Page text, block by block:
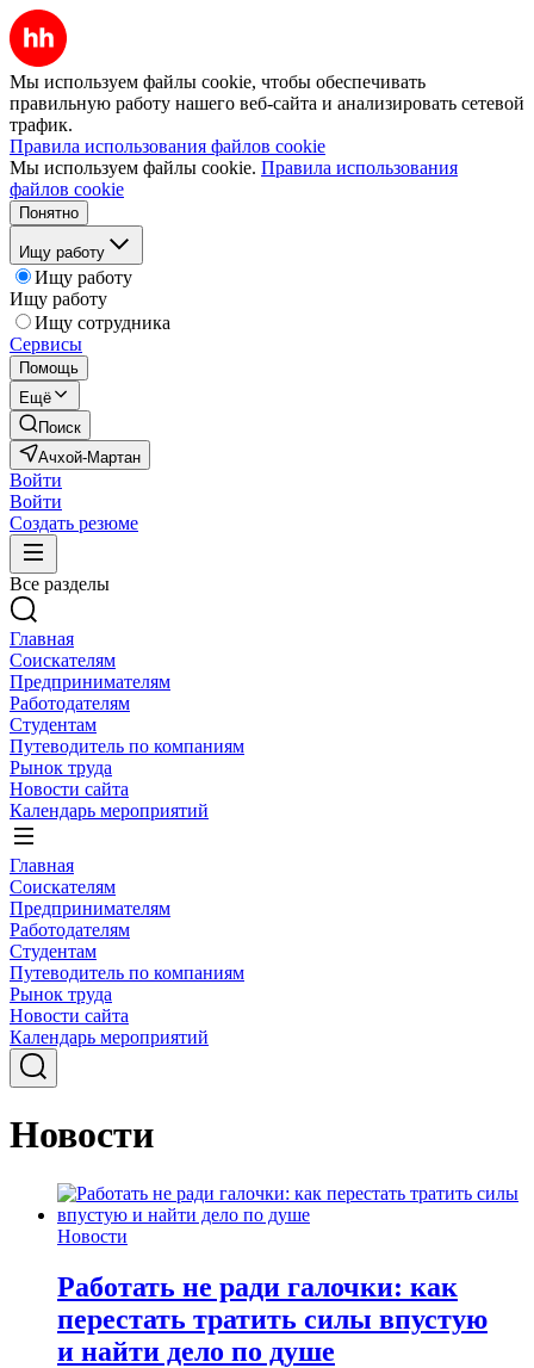
Мы используем файлы cookie, чтобы обеспечивать
правильную работу нашего веб-сайта и анализировать сетевой
трафик.
Правила использования файлов cookie
Мы используем файлы cookie. Правила использования
файлов cookie
Понятно
Ищу работу
Ищу работу
Ищу работу
Ищу сотрудника
Сервисы
Помощь
Ещё
Поиск
Ачхой-Мартан
Войти
Войти
Создать резюме
Все разделы
Главная
Соискателям
Предпринимателям
Работодателям
Студентам
Путеводитель по компаниям
Рынок труда
Новости сайта
Календарь мероприятий
Главная
Соискателям
Предпринимателям
Работодателям
Студентам
Путеводитель по компаниям
Рынок труда
Новости сайта
Календарь мероприятий
Новости
Новости
Работать не ради галочки: как
перестать тратить силы впустую
и найти дело по душе